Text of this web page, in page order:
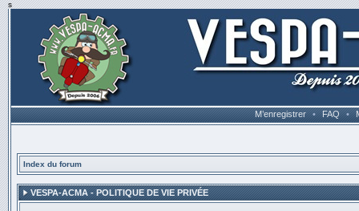
s
M’enregistrer • FAQ •
Index du forum
VESPA-ACMA - POLITIQUE DE VIE PRIVÉE